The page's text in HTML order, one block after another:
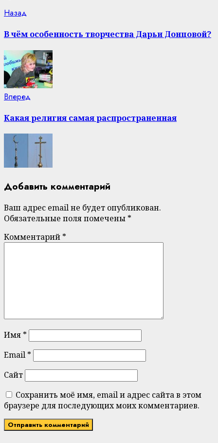
Continue
Reading
Назад
В чём особенность творчества Дарьи Донцовой?
Вперед
Какая религия самая распространенная
Добавить комментарий
Ваш адрес email не будет опубликован.
Обязательные поля помечены *
Комментарий *
Имя *
Email *
Сайт
Сохранить моё имя, email и адрес сайта в этом
браузере для последующих моих комментариев.